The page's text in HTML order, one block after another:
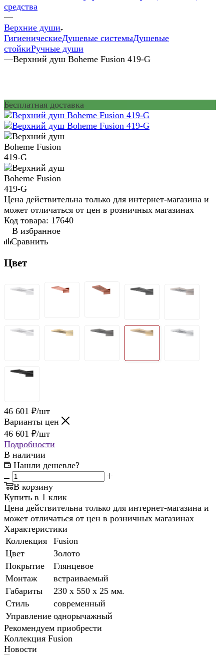
средства
—
Верхние души
ГигиеническиеДушевые системыДушевые
стойкиРучные души
—Верхний душ Boheme Fusion 419-G
Бесплатная доставка
Цена действительна только для интернет-магазина и
может отличаться от цен в розничных магазинах
Код товара: 17640
В избранное
Сравнить
Цвет
46 601 ₽/шт
Варианты цен
46 601 ₽/шт
Подробности
В наличии
Нашли дешевле?
В корзину
Купить в 1 клик
Цена действительна только для интернет-магазина и
может отличаться от цен в розничных магазинах
Характеристики
Коллекция
Fusion
Цвет
Золото
Покрытие
Глянцевое
Монтаж
встраиваемый
Габариты
230 x 550 x 25 мм.
Стиль
современный
Управление однорычажный
Рекомендуем приобрести
Коллекция Fusion
Новости